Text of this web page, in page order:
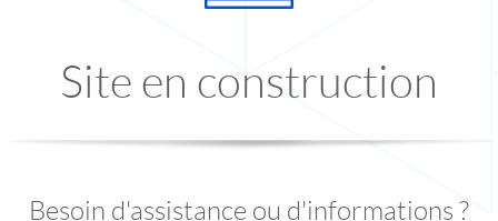
Site en construction
Besoin d'assistance ou d'informations ?